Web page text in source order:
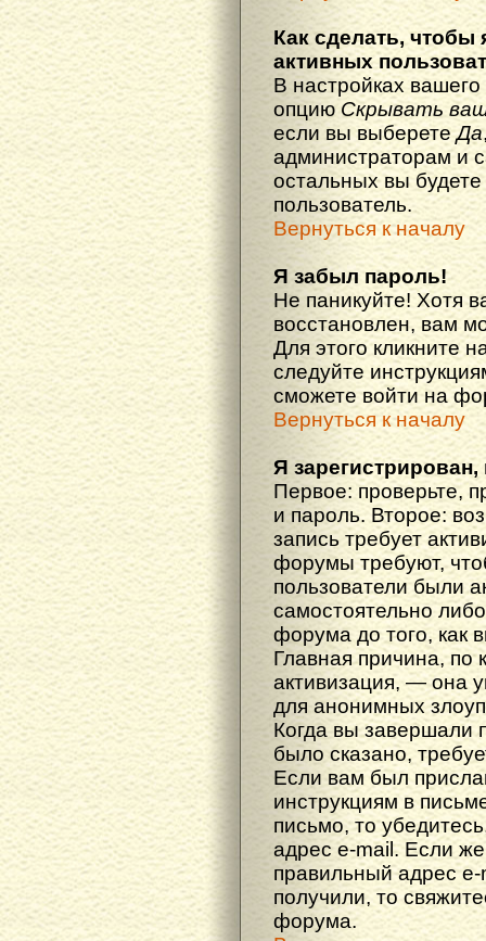
Как сделать, чтобы
активных
В настройках
опцию Скрывать
если вы выберетеДа
администраторам и
остальных вы
пользователь.
Вернуться к началу
Я забыл пароль!
Не паникуйте! Хотя
восстановлен, вам
Для этого кликните
следуйте
сможете войти на
Вернуться к началу
Я
Первое: проверьте,
и пароль. Второе:
запись требует
форумы требуют,
пользователи были
самостоятельно
форума до того, как
Главная причина, по
активизация, — она
для анонимных
Когда вы завершали
было сказано,
Если вам был
инструкциям в
письмо, то
адрес e-mail. Если
правильный адрес
получили, то
форума.